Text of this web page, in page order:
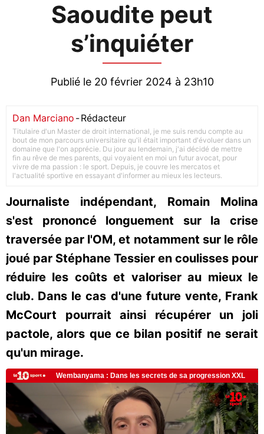
Saoudite peut
s’inquiéter
Publié le 20 février 2024 à 23h10
Dan Marciano -Rédacteur
Titulaire d'un Master de droit international, je me suis rendu compte au
bout de mon parcours universitaire qu'il était important d'évoluer dans un
domaine que l'on apprécie. Du jour au lendemain, j'ai décidé de mettre
fin au rêve de mes parents, qui voyaient en moi un futur avocat, pour
vivre de ma passion : le sport. Depuis, je couvre les mercatos et
l'actualité sportive en essayant d'informer au mieux les lecteurs.
Journaliste indépendant, Romain Molina
s'est prononcé longuement sur la crise
traversée par l'OM, et notamment sur le rôle
joué par Stéphane Tessier en coulisses pour
réduire les coûts et valoriser au mieux le
club. Dans le cas d'une future vente, Frank
McCourt pourrait ainsi récupérer un joli
pactole, alors que ce bilan positif ne serait
qu'un mirage.